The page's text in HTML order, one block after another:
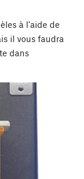
à l'aide de
il vous faudra
dans